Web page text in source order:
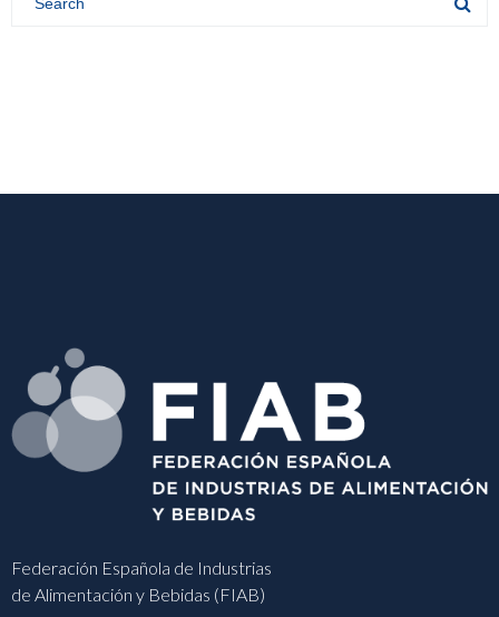
Federación Española de Industrias
de Alimentación y Bebidas (FIAB)